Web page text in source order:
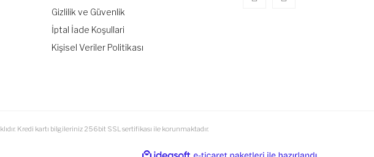
Gizlilik ve Güvenlik
İptal İade Koşullari
Kişisel Veriler Politikası
Kredi kartı bilgileriniz 256bit SSL sertifikası ile korunmaktadır.